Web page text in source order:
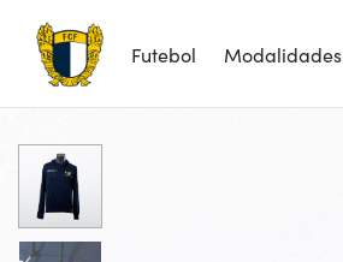
Futebol Modalidades